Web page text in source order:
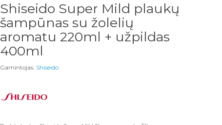
Shiseido Super Mild plaukų
šampūnas su žolelių
aromatu 220ml + užpildas
400ml
Gamintojas: Shiseido